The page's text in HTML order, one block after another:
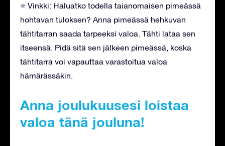
⭐ Vinkki: Haluatko todella taianomaisen pimeässä
hohtavan tuloksen? Anna pimeässä hehkuvan
tähtitarran saada tarpeeksi valoa. Tähti lataa sen
itseensä. Pidä sitä sen jälkeen pimeässä, koska
tähtitarra voi vapauttaa varastoitua valoa
hämärässäkin.
Anna joulukuusesi loistaa
valoa tänä jouluna!